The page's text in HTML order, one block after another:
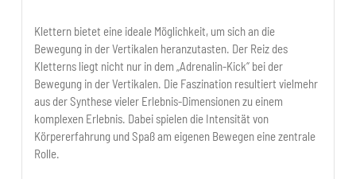
Klettern bietet eine ideale Möglichkeit, um sich an die
Bewegung in der Vertikalen heranzutasten. Der Reiz des
Kletterns liegt nicht nur in dem „Adrenalin-Kick“ bei der
Bewegung in der Vertikalen. Die Faszination resultiert vielmehr
aus der Synthese vieler Erlebnis-Dimensionen zu einem
komplexen Erlebnis. Dabei spielen die Intensität von
Körpererfahrung und Spaß am eigenen Bewegen eine zentrale
Rolle.